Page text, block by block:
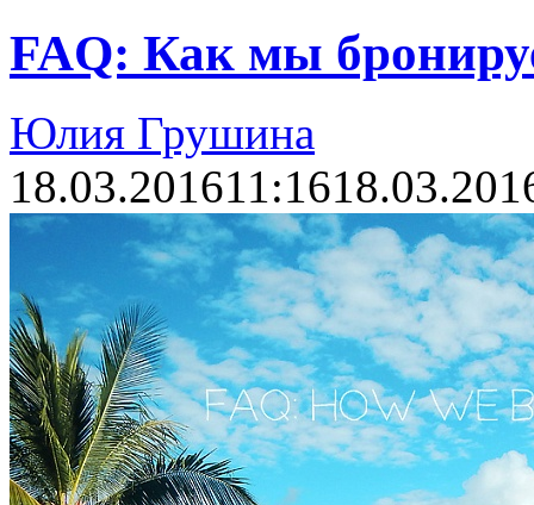
FAQ: Как мы
Юлия Грушина
18.03.201611:16